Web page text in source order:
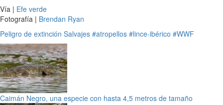
Vía | Efe verde
Fotografía | Brendan Ryan
Peligro de extinción Salvajes #atropellos #lince-ibérico #WWF
Caimán Negro, una especie con hasta 4,5 metros de tamaño